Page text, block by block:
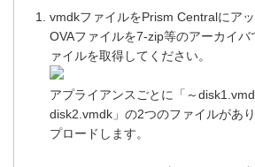
vmdkファイルをPrism Centralにア
OVAファイルを7-zip等のアーカイ
ァイルを取得してください。
アプライアンスごとに「～
disk2.vmdk」の2つのファイルがあ
プロードします。